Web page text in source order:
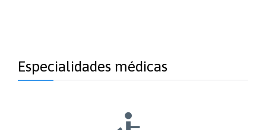
Especialidades médicas